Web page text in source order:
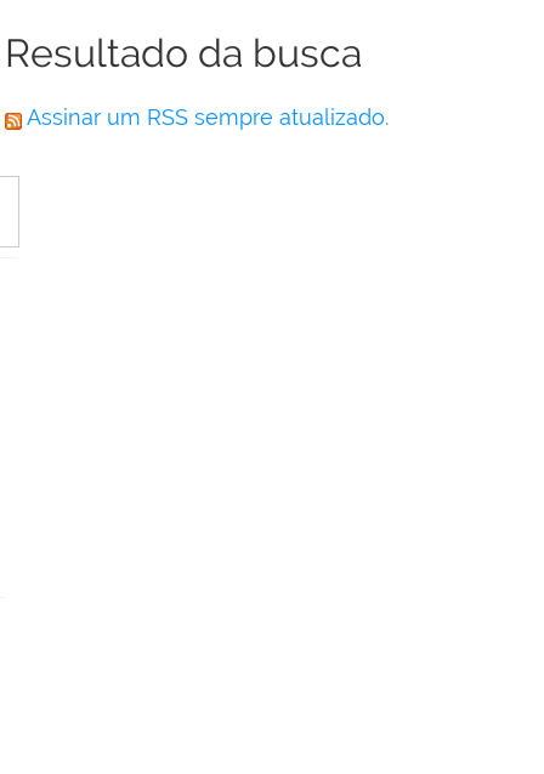
Resultado da busca
Assinar um RSS sempre atualizado.